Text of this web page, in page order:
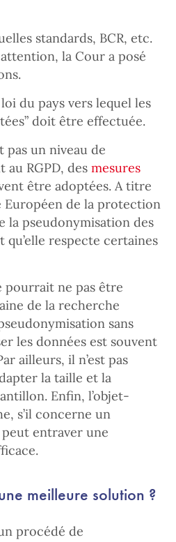
standards, BCR, etc.
la Cour a posé
du pays vers lequel les
doit être effectuée.
un niveau de
RGPD, des mesures
être adoptées. A titre
Européen de la protection
la pseudonymisation des
respecte certaines
pourrait ne pas être
de la recherche
sans
les données est souvent
ailleurs, il n’est pas
la taille et la
Enfin, l’objet-
s’il concerne un
entraver une
meilleure solution ?
procédé de